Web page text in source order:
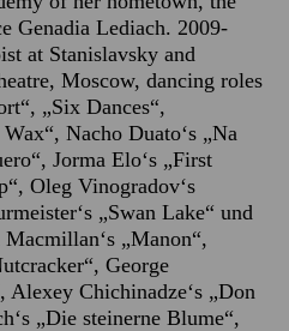
Genadia Lediach. 2009-
at Stanislavsky and
Moscow, dancing roles
„Six Dances“,
Nacho Duato‘s „Na
Jorma Elo‘s „First
Oleg Vinogradov‘s
„Swan Lake“ und
„Manon“,
George
Alexey Chichinadze‘s „Don
„Die steinerne Blume“,